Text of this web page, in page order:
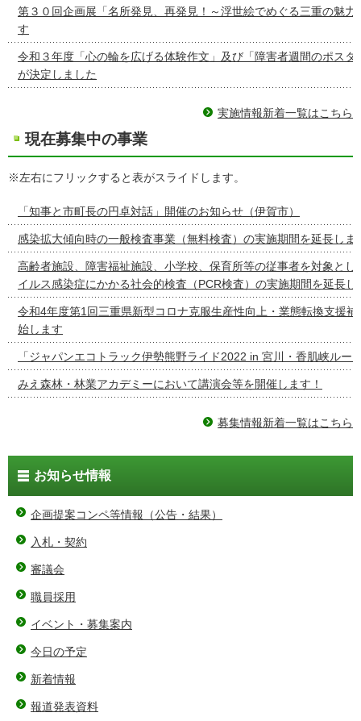
第３０回企画展「名所発見、再発見！～浮世絵でめぐる三重の魅力
す
令和３年度「心の輪を広げる体験作文」及び「障害者週間のポスタ
が決定しました
実施情報新着一覧はこちら
現在募集中の事業
※左右にフリックすると表がスライドします。
「知事と市町長の円卓対話」開催のお知らせ（伊賀市）
感染拡大傾向時の一般検査事業（無料検査）の実施期間を延長しま
高齢者施設、障害福祉施設、小学校、保育所等の従事者を対象とし
イルス感染症にかかる社会的検査（PCR検査）の実施期間を延長し
令和4年度第1回三重県新型コロナ克服生産性向上・業態転換支援
始します
「ジャパンエコトラック伊勢熊野ライド2022 in 宮川・香肌峡ルー
みえ森林・林業アカデミーにおいて講演会等を開催します！
募集情報新着一覧はこちら
お知らせ情報
企画提案コンペ等情報（公告・結果）
入札・契約
審議会
職員採用
イベント・募集案内
今日の予定
新着情報
報道発表資料